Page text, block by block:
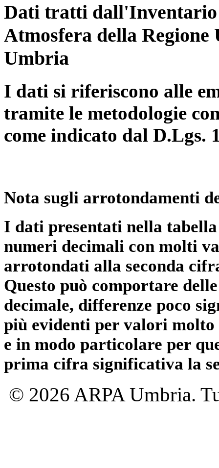
Dati tratti dall'Inventario
Atmosfera della
Umbria
I dati si riferiscono alle
tramite le metodologie
come indicato dal D.Lgs.
Nota sugli arrotondamenti
I dati presentati nella
numeri decimali con molti
arrotondati alla seconda
Questo può comportare
decimale, differenze poco
più evidenti per valori
e in modo particolare per
prima cifra significativa la
© 2026 ARPA Umbria.